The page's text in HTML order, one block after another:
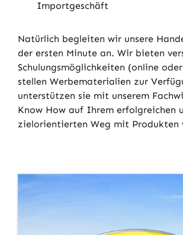
Importgeschäft
Natürlich begleiten wir unsere
der ersten Minute an. Wir bieten
Schulungsmöglichkeiten (online
stellen Werbematerialien zur
unterstützen sie mit unserem
Know How auf Ihrem erfolgreichen
zielorientierten Weg mit Produkten